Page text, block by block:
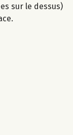
sur le dessus)